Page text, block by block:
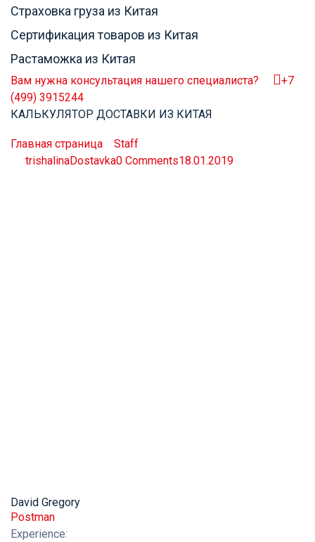
Страховка груза из Китая
Сертификация товаров из Китая
Растаможка из Китая
Вам нужна консультация нашего специалиста?
+7
(499) 3915244
КАЛЬКУЛЯТОР ДОСТАВКИ ИЗ КИТАЯ
Главная страница
Staff
trishalinaDostavka0 Comments18.01.2019
David Gregory
Postman
Experience: